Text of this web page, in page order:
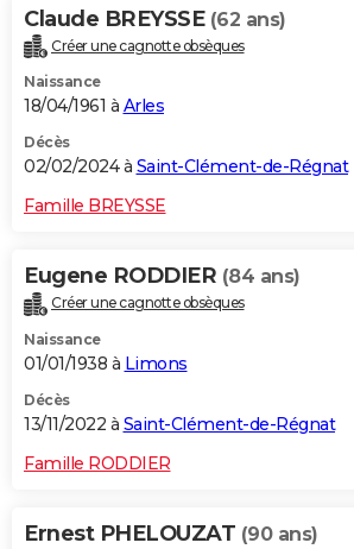
Claude BREYSSE (62 ans)
Créer une cagnotte obsèques
Naissance
18/04/1961 à Arles
Décès
02/02/2024 à Saint-Clément-de-Régnat
Famille BREYSSE
Eugene RODDIER (84 ans)
Créer une cagnotte obsèques
Naissance
01/01/1938 à Limons
Décès
13/11/2022 à Saint-Clément-de-Régnat
Famille RODDIER
Ernest PHELOUZAT (90 ans)